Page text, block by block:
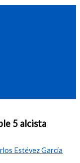
5 alcista
Estévez García